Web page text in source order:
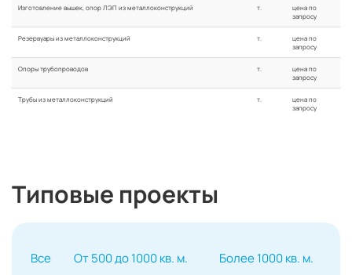
Изготовление вышек, опор ЛЭП из металлоконструкций т.
цена по
запросу
Резервуары из металлоконструкций т.
цена по
запросу
Опоры трубопроводов т.
цена по
запросу
Трубы из металлоконструкций т.
цена по
запросу
Типовые проекты
Все От 500 до 1000 кв. м. Более 1000 кв. м.